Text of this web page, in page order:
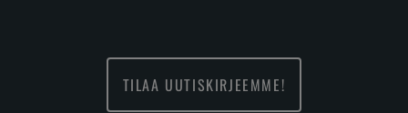
TILAA UUTISKIRJEEMME!